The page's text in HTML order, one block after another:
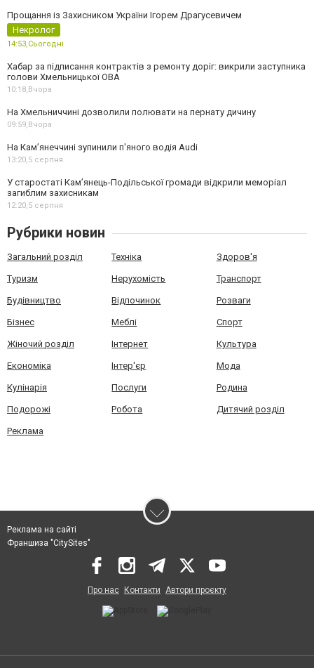
Прощання із Захисником України Ігорем Драгусевичем
Некролог
14:53,Сьогодні
Хабар за підписання контрактів з ремонту доріг: викрили заступника
голови Хмельницької ОВА
10:18,Вчора
На Хмельниччині дозволили полювати на пернату дичину
09:59,Вчора
На Камʼянеччині зупинили п'яного водія Audi
13:20,5 серпня
У старостаті Кам’янець-Подільської громади відкрили меморіал
загиблим захисникам
12:20,5 серпня
Рубрики новин
Загальний розділ Техніка Здоров'я
Туризм Нерухомість Транспорт
Будівництво Відпочинок Розваги
Бізнес Меблі Спорт
Жіночий розділ Інтернет Культура
Економіка Інтер'єр Мода
Кулінарія Послуги Родина
Подорожі Робота Дитячий розділ
Реклама
Реклама на сайті
Франшиза "CitySites"
Про нас Контакти Автори проєкту